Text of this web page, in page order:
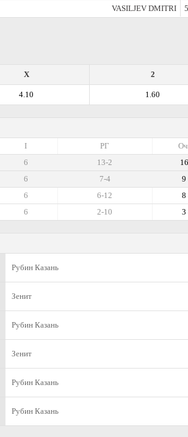
VASILJEV DMITRI
2
X
1.60
4.10
РГ
I
16
13-2
6
9
7-4
6
8
6-12
6
3
2-10
6
Рубин Казань
Зенит
Рубин Казань
Зенит
Рубин Казань
Рубин Казань